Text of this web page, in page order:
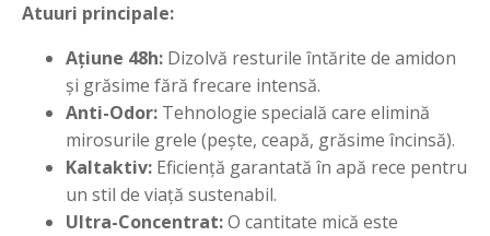
Atuuri principale:
Ațiune 48h: Dizolvă resturile întărite de amidon
și grăsime fără frecare intensă.
Anti-Odor: Tehnologie specială care elimină
mirosurile grele (pește, ceapă, grăsime încinsă).
Kaltaktiv: Eficiență garantată în apă rece pentru
un stil de viață sustenabil.
Ultra-Concentrat:O cantitate mică este